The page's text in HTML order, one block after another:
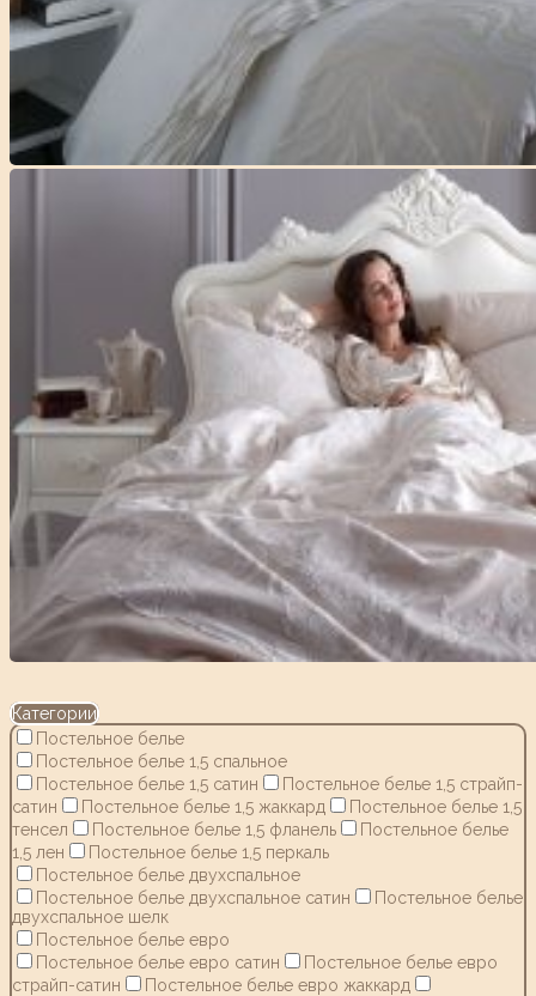
Категории
Постельное белье
Постельное белье 1,5 спальное
Постельное белье 1,5 сатин
Постельное белье 1,5 страйп-
сатин
Постельное белье 1,5 жаккард
Постельное белье 1,5
тенсел
Постельное белье 1,5 фланель
Постельное белье
1,5 лен
Постельное белье 1,5 перкаль
Постельное белье двухспальное
Постельное белье двухспальное сатин
Постельное белье
двухспальное шелк
Постельное белье евро
Постельное белье евро сатин
Постельное белье евро
страйп-сатин
Постельное белье евро жаккард